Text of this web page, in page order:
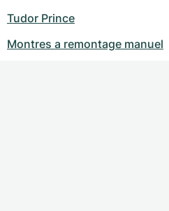
Tudor Prince
Montres a remontage manuel